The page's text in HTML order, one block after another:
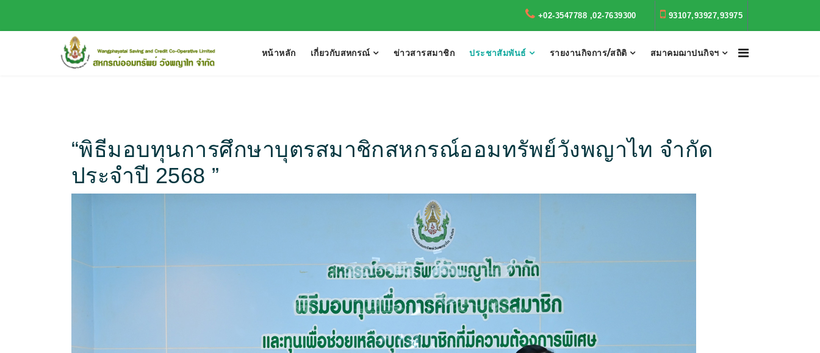
+02-3547788 ,02-7639300 93107,93927,93975
หน้าหลัก เกี่ยวกับสหกรณ์ ข่าวสารสมาชิก ประชาสัมพันธ์ รายงานกิจการ/สถิติ สมาคมฌาปนกิจฯ
“พิธีมอบทุนการศึกษาบุตรสมาชิกสหกรณ์ออมทรัพย์วังพญาไท จำกัด
ประจำปี 2568 ”